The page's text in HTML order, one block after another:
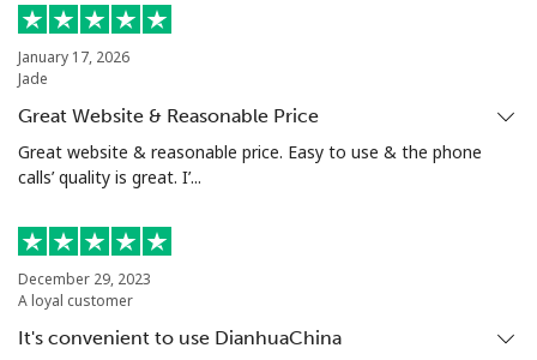
January 17, 2026
Jade
Great Website & Reasonable Price
Great website & reasonable price. Easy to use & the phone
calls’ quality is great. I’...
December 29, 2023
A loyal customer
It's convenient to use DianhuaChina